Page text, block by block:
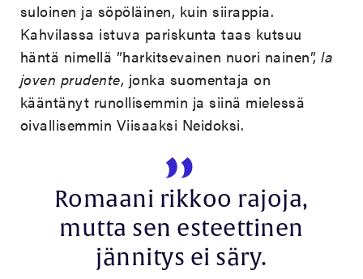
suloinen ja söpöläinen, kuin siirappia.
Kahvilassa istuva pariskunta taas kutsuu
häntä nimellä ”harkitsevainen nuori nainen”,la
joven prudente, jonka suomentaja on
kääntänyt runollisemmin ja siinä mielessä
oivallisemmin Viisaaksi Neidoksi.
Romaani rikkoo rajoja,
mutta sen esteettinen
jännitys ei säry.